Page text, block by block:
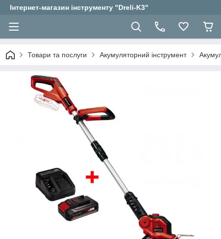
Інтернет-магазин інструменту "Dreli-K3"
Товари та послуги Акумуляторний інструмент